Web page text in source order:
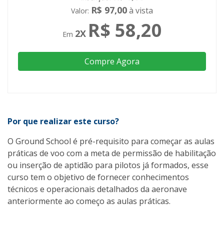
R$ 97,00à vista
2X R$ 58,20
Compre Agora
Por que realizar este curso?
O Ground School é pré-requisito para começar as aulas
práticas de voo com a meta de permissão de habilitação
ou inserção de aptidão para pilotos já formados, esse
curso tem o objetivo de fornecer conhecimentos
técnicos e operacionais detalhados da aeronave
anteriormente ao começo as aulas práticas.